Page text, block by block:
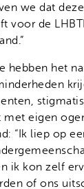
we dat
voor de
hebben het
met eigen
“Ik liep op
ik kon zelf
of ons